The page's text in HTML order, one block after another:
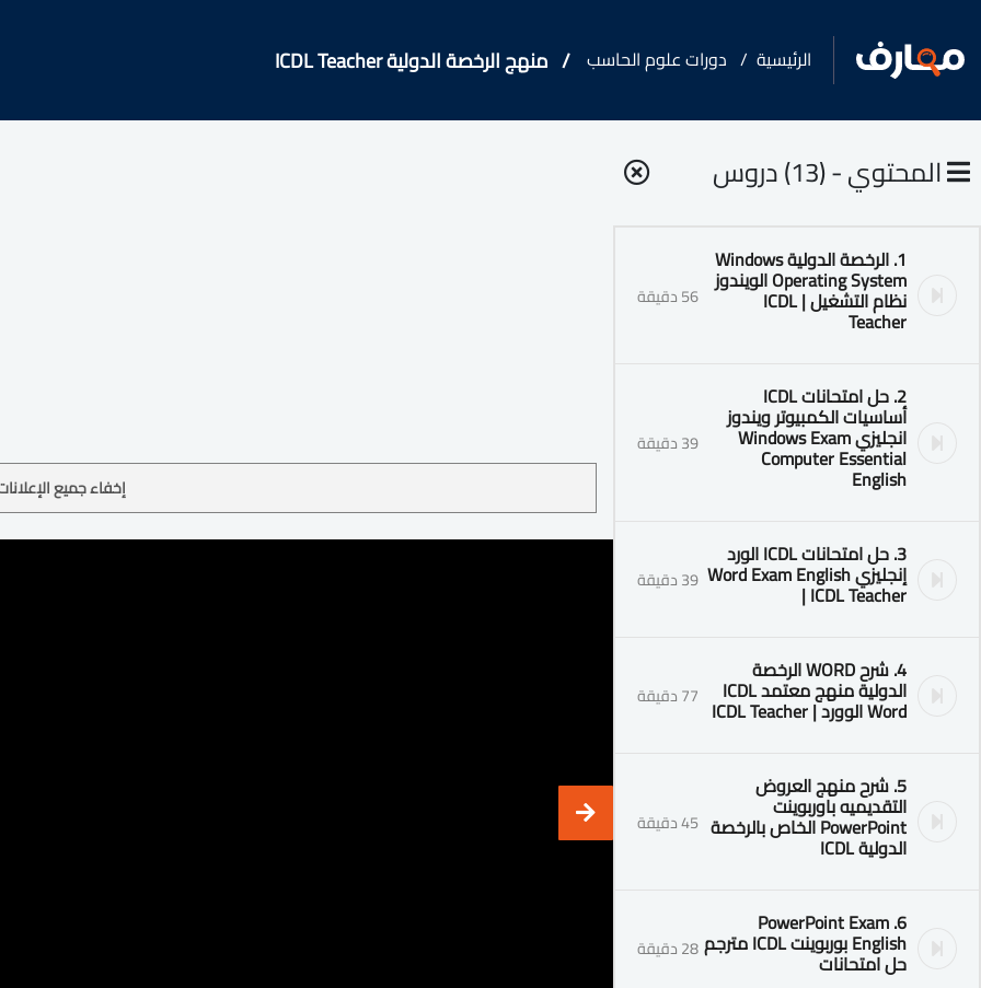
الرئيسية دورات علوم الحاسب منهج الرخصة الدولية ICDL Teacher
المحتوي - (13) دروس
1. الرخصة الدولية Windows
Operating System الويندوز
نظام التشغيل | ICDL
Teacher
56 دقيقة
2. حل امتحانات ICDL
أساسيات الكمبيوتر ويندوز
انجليزي Windows Exam
Computer Essential
English
39 دقيقة
3. حل امتحانات ICDL الورد
إنجليزي Word Exam English
| ICDL Teacher 39 دقيقة
4. شرح WORD الرخصة
الدولية منهج معتمد ICDL
Word الوورد | ICDL Teacher 77 دقيقة
5. شرح منهج العروض
التقديميه باوربوينت
PowerPoint الخاص بالرخصة
الدولية ICDL
45 دقيقة
6. PowerPoint Exam
English بوربوينت ICDL مترجم
حل امتحانات 28 دقيقة
إخفاء جميع